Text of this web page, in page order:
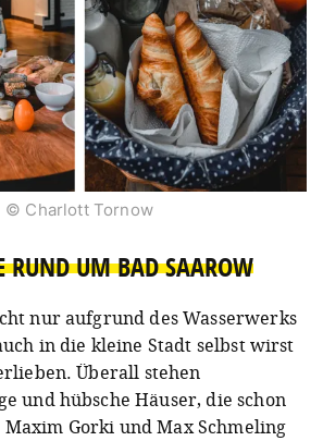
© Charlott Tornow
RUND UM BAD SAAROW
nur aufgrund des Wasserwerks
in die kleine Stadt selbst wirst
Überall stehen
und hübsche Häuser, die schon
Maxim Gorki und Max Schmeling